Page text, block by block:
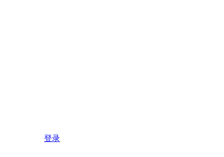
登录